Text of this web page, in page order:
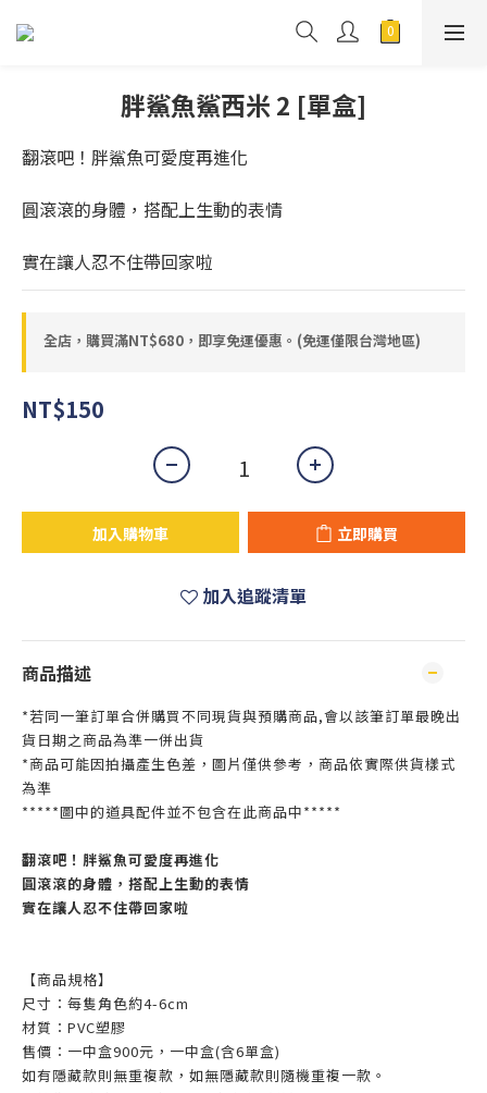
胖鯊魚鯊西米 2 [單盒]
翻滾吧！胖鯊魚可愛度再進化
圓滾滾的身體，搭配上生動的表情
實在讓人忍不住帶回家啦
全店，購買滿NT$680，即享免運優惠。(免運僅限台灣地區)
NT$150
加入購物車 立即購買
加入追蹤清單
商品描述
*若同一筆訂單合併購買不同現貨與預購商品,會以該筆訂單最晚出
貨日期之商品為準一併出貨
*商品可能因拍攝產生色差，圖片僅供參考，商品依實際供貨樣式
為準
*****圖中的道具配件並不包含在此商品中*****
翻滾吧！胖鯊魚可愛度再進化
圓滾滾的身體，搭配上生動的表情
實在讓人忍不住帶回家啦
【商品規格】
尺寸：每隻角色約4-6cm​
材質：PVC塑膠
售價：一中盒900元，一中盒(含6單盒)
如有隱藏款則無重複款，如無隱藏款則隨機重複一款。